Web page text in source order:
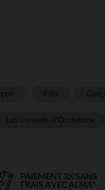
PAIEMENT 3X SANS
FRAIS AVEC ALMA*